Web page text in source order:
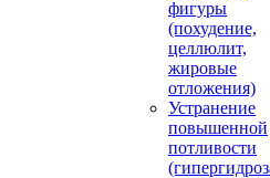
фигуры
(похудение,
целлюлит,
жировые
отложения)
Устранение
повышенной
потливости